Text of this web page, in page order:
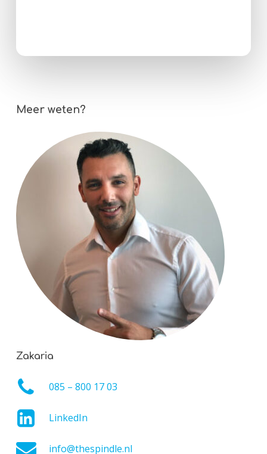
Meer weten?
Zakaria
085 – 800 17 03
LinkedIn
info@thespindle.nl